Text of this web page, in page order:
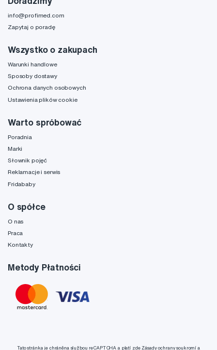
info@profimed.com
Zapytaj o poradę
Wszystko o zakupach
Warunki handlowe
Sposoby dostawy
Ochrona danych osobowych
Ustawienia plików cookie
Warto spróbować
Poradnia
Marki
Słownik pojęć
Reklamacje i serwis
Fridababy
O spółce
O nas
Praca
Kontakty
Metody Płatności
Tato stránka je chráněna službou reCAPTCHA a platí zde Zásady ochrany soukromí a